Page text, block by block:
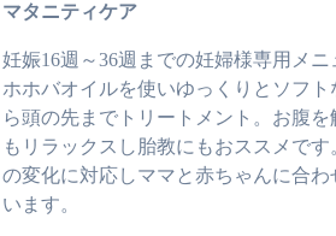
マタニティケア
妊娠16週～36週までの妊婦様専用メニ
ホホバオイルを使いゆっくりとソフ
ら頭の先までトリートメント。お腹
もリラックスし胎教にもおススメで
の変化に対応しママと赤ちゃんに合わ
います。